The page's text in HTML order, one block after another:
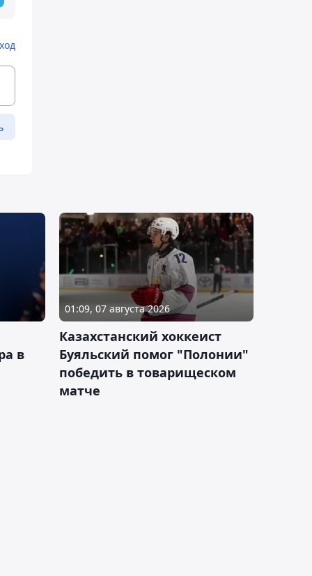
в
01:09, 07 августа 2026
Казахстанский хоккеист
Буяльский помог "Полонии"
победить в товарищеском
матче